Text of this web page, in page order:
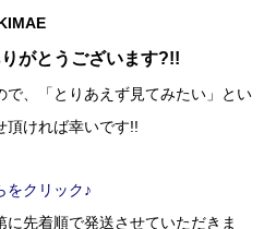
がとうございます?!!
で、「とりあえず見てみたい」とい
頂ければ幸いです!!
をクリック♪
に先着順で発送させていただきま